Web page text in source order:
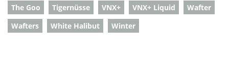
The Goo
Tigernüsse VNX+ VNX+ Liquid
Wafter
Wafters
White Halibut Winter